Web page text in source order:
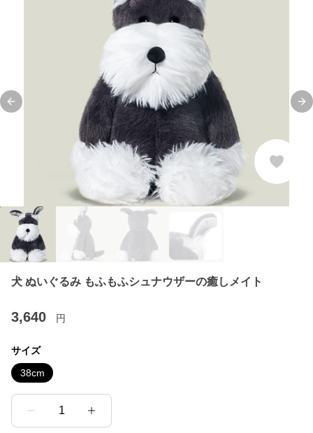
Previous slide
犬 ぬいぐるみ もふもふシュナウザーの癒しメイト
3,640 円
サイズ
38cm
1